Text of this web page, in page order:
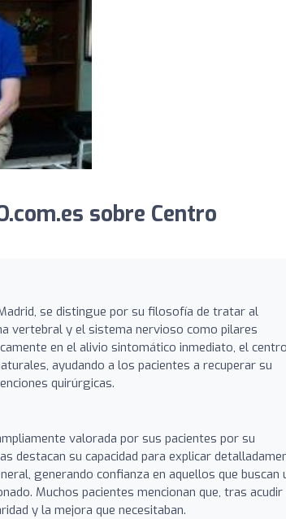
sobre Centro
se distingue por su filosofía de tratar al
vertebral y el sistema nervioso como pilares
en el alivio sintomático inmediato, el centro
ayudando a los pacientes a recuperar su
quirúrgicas.
valorada por sus pacientes por su
destacan su capacidad para explicar
generando confianza en aquellos que buscan
Muchos pacientes mencionan que, tras acudir
y la mejora que necesitaban.